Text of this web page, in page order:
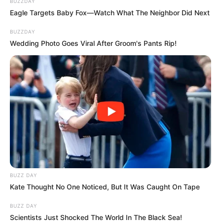
Nem jön ki a matek a hatvanpusztai uradalmi birtok
A minap azt állította, hogy a Dolomit Kft.
bevételeiből fedezte a 300 hektár föld megvételét
és 7000 négyzetméternyi építkezést.
A 300 hektár föld ára 1 milliárd forint lehetett.
A romok valamint a veszélyes hulladék
elszállításával és luxus anyagok beépítésével
kalkulálva minimum 1,5 millió, de inkább 2 millió
forintba kerülhetett az építkezés
Eagle Targets Baby Fox—Watch What The Neighbor Did Next
BUZZDAY
Wedding Photo Goes Viral After Groom's Pants Rip!
BUZZ DAY
Kate Thought No One Noticed, But It Was Caught On Tape
BUZZ DAY
Scientists Just Shocked The World In The Black Sea!